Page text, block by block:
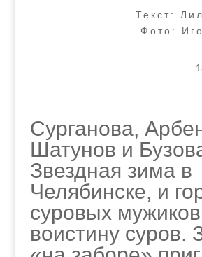
Текст:
Фото:
Сурганова,
Шатунов и
Звездная зима в
Челябинске, и
суровых мужиков
воистину суров.